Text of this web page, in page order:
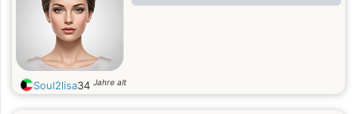
Soul2lisa34 Jahre alt